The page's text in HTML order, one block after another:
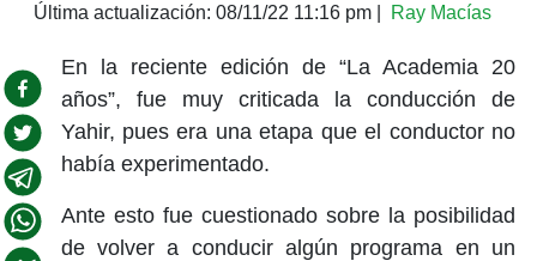
Última actualización: 08/11/22 11:16 pm Ray Macías
En la reciente edición de “La Academia 20
años”, fue muy criticada la conducción de
Yahir, pues era una etapa que el conductor no
había experimentado.
Ante esto fue cuestionado sobre la posibilidad
de volver a conducir algún programa en un